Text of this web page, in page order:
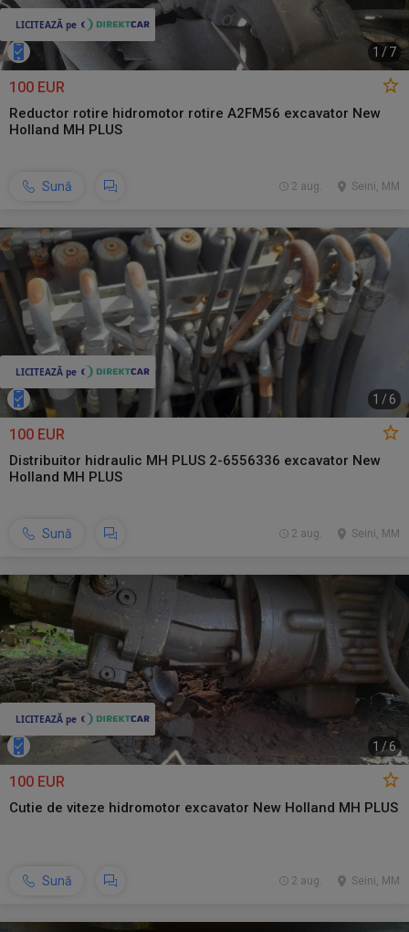
1 /7
100 EUR
Reductor rotire hidromotor rotire A2FM56 excavator New
Holland MH PLUS
Sună Seini, MM
2 aug.
1 / 6
100 EUR
Distribuitor hidraulic MH PLUS 2-6556336 excavator New
Holland MH PLUS
Sună Seini, MM
2 aug.
1 /6
100 EUR
Cutie de viteze hidromotor excavator New Holland MH PLUS
Sună Seini, MM
2 aug.